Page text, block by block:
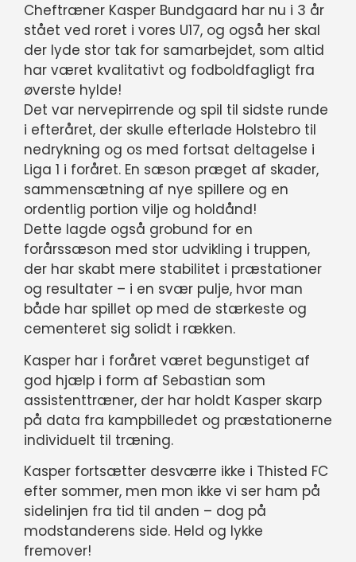
Cheftræner Kasper Bundgaard har nu i 3 år
stået ved roret i vores U17, og også her skal
der lyde stor tak for samarbejdet, som altid
har været kvalitativt og fodboldfagligt fra
øverste hylde!
Det var nervepirrende og spil til sidste runde
i efteråret, der skulle efterlade Holstebro til
nedrykning og os med fortsat deltagelse i
Liga 1 i foråret. En sæson præget af skader,
sammensætning af nye spillere og en
ordentlig portion vilje og holdånd!
Dette lagde også grobund for en
forårssæson med stor udvikling i truppen,
der har skabt mere stabilitet i præstationer
og resultater – i en svær pulje, hvor man
både har spillet op med de stærkeste og
cementeret sig solidt i rækken.
Kasper har i foråret været begunstiget af
god hjælp i form af Sebastian som
assistenttræner, der har holdt Kasper skarp
på data fra kampbilledet og præstationerne
individuelt til træning.
Kasper fortsætter desværre ikke i Thisted FC
efter sommer, men mon ikke vi ser ham på
sidelinjen fra tid til anden – dog på
modstanderens side. Held og lykke
fremover!